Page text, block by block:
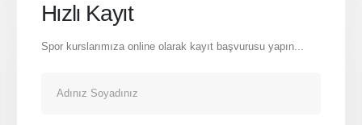
Hızlı Kayıt
Spor kurslarımıza online olarak kayıt başvurusu yapın...
İletişim Bilgilerimiz
0544 853 44 45